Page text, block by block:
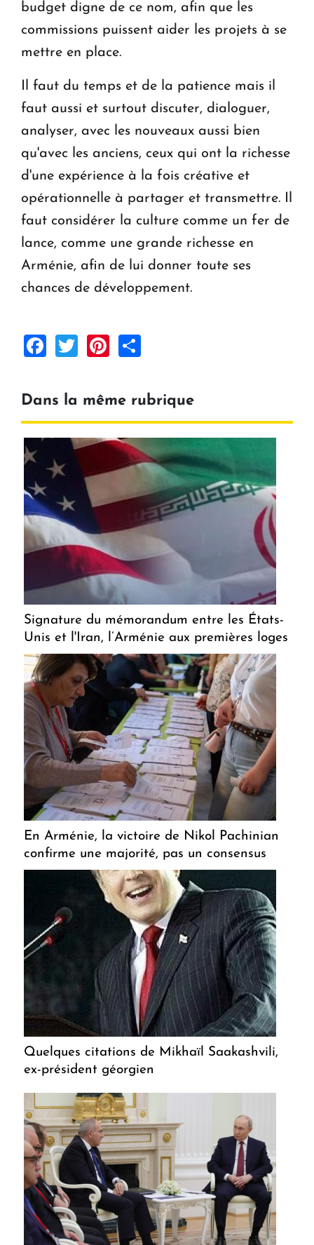
budget digne de ce nom, afin que les
commissions puissent aider les projets à se
mettre en place.
Il faut du temps et de la patience mais il
faut aussi et surtout discuter, dialoguer,
ana­lyser, avec les nouveaux aussi bien
qu'avec les anciens, ceux qui ont la richesse
d'une expérience à la fois créative et
opérationnelle à partager et transmettre. Il
faut consi­dérer la culture comme un fer de
lance, comme une grande richesse en
Arménie, afin de lui donner toute ses
chances de développement.
Facebook
TwitterPinterest
Dans la même rubrique
Signature du mémorandum entre les États-
Unis et l'Iran, l’Arménie aux premières loges
En Arménie, la victoire de Nikol Pachinian
confirme une majorité, pas un consensus
Quelques citations de Mikhaïl Saakashvili,
ex-président géorgien